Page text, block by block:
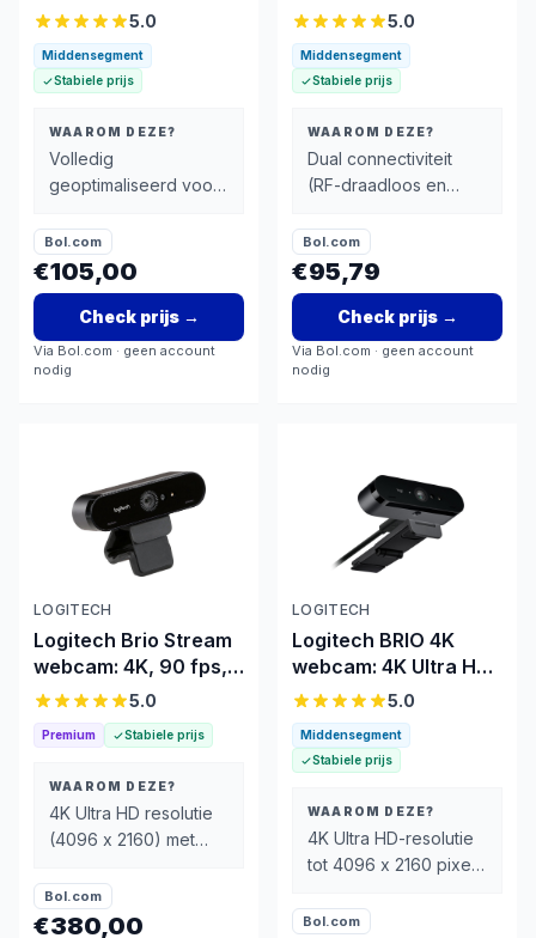
toetsenbord met
Apple-integratie
5.0
Middensegment
Stabiele prijs
WAAROM DEZE?
Volledig
geoptimaliseerd voor
toetsindeling en
Apple-afwerkingen
Bol.com
€105,00
Check prijs→
Via Bol.com · geen account
nodig
muis met Bluetooth &
laser
5.0
Middensegment
Stabiele prijs
WAAROM DEZE?
Dual connectiviteit
(RF-draadloos en
flexibel
apparaatgebruik
Bol.com
€95,79
Check prijs→
Via Bol.com · geen account
nodig
LOGITECH
Logitech Brio Stream
webcam: 4K, 90 fps,
USB-C
5.0
Premium Stabiele prijs
WAAROM DEZE?
4K Ultra HD resolutie
(4096 x 2160) met
bij inzoomen
Bol.com
€380,00
LOGITECH
Logitech BRIO 4K
webcam: 4K Ultra HD,
90 fps, USB5.0
Middensegment
Stabiele prijs
WAAROM DEZE?
4K Ultra HD-resolutie
tot 4096 x 2160 pixels
Bol.com